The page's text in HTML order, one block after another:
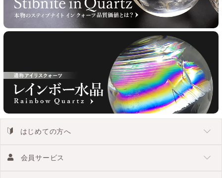
はじめての方へ
会員サービス